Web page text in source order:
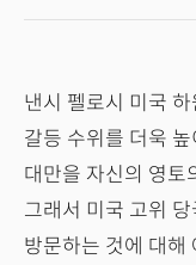
낸시 펠로시 미국
갈등 수위를 더욱
대만을 자신의 영토
그래서 미국 고위
방문하는 것에 대해